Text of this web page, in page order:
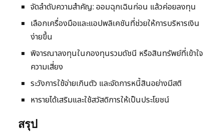
จัดลำดับความสำคัญ: ออมฉุกเฉินก่อน แล้วค่อยลงทุน
เลือกเครื่องมือและแอปพลิเคชันที่ช่วยให้การบริหารเงิน
ง่ายขึ้น
พิจารณาลงทุนในกองทุนรวมดัชนี หรือสินทรัพย์ที่เข้าใจ
ความเสี่ยง
ระวังการใช้จ่ายเกินตัว และจัดการหนี้สินอย่างมีสติ
หารายได้เสริมและใช้สวัสดิการให้เป็นประโยชน์
สรุป